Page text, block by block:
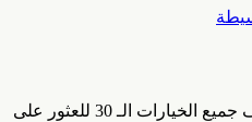
جرب أنماطنا المميزة أو استكشف جميع الخيارات الـ 30 للعثور على